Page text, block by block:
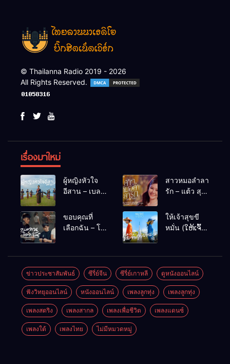
© Thailanna Radio 2019 - 2026
All Rights Reserved.
เรื่องมาใหม่
ผู้หญิงหัวใจ
อีสาน – เบลล์
[COVER
VERSION]
สาวหมอลำลา
รัก – แต้ว สุ
ขอบคุณที่
เลือกฉัน – โต๋
ให้เจ้าสุขขี
หมั่น (ໃຫ້ເຈົ້າ
ข่าวประชาสัมพันธ์ ซีรี่ย์จีน ซีรี่ย์เกาหลี ดูหนังออนไลน์
ฟังวิทยุออนไลน์ หนังออนไลน์ เพลงลูกทุ่ง เพลงลูกทุ่ง
เพลงสตริง เพลงสากล เพลงเพื่อชีวิต เพลงแดนซ์
เพลงใต้ เพลงไทย ไม่มีหมวดหมู่